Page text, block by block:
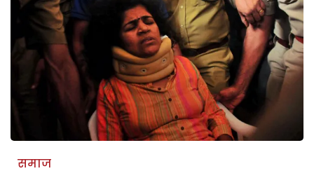
समाज